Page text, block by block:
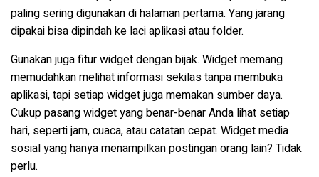
paling sering digunakan di halaman pertama. Yang jarang
dipakai bisa dipindah ke laci aplikasi atau folder.
Gunakan juga fitur widget dengan bijak. Widget memang
memudahkan melihat informasi sekilas tanpa membuka
aplikasi, tapi setiap widget juga memakan sumber daya.
Cukup pasang widget yang benar-benar Anda lihat setiap
hari, seperti jam, cuaca, atau catatan cepat. Widget media
sosial yang hanya menampilkan postingan orang lain? Tidak
perlu.